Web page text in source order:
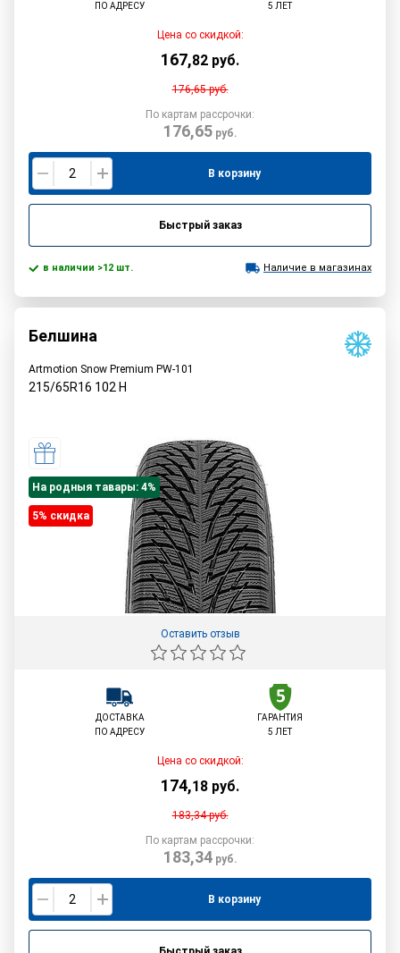
ПО АДРЕСУ
5 ЛЕТ
Цена со скидкой:
167,82 руб.
176,65руб.
По картам рассрочки:
176,65руб.
В корзину
Быстрый заказ
в наличии >12 шт. Наличие в магазинах
Белшина
Artmotion Snow Premium PW-101
215/65R16 102 H
На родныя тавары: 4%
5% cкидка
Оставить отзыв
ДОСТАВКА
ПО АДРЕСУ
ГАРАНТИЯ
5 ЛЕТ
Цена со скидкой:
174,18 руб.
183,34руб.
По картам рассрочки:
183,34руб.
В корзину